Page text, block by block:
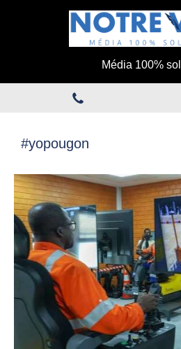
Média 100%
#yopougon